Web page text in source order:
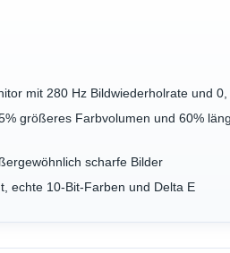
mit 280 Hz Bildwiederholrate und
größeres Farbvolumen und 60%
scharfe Bilder
echte 10-Bit-Farben und Delta E